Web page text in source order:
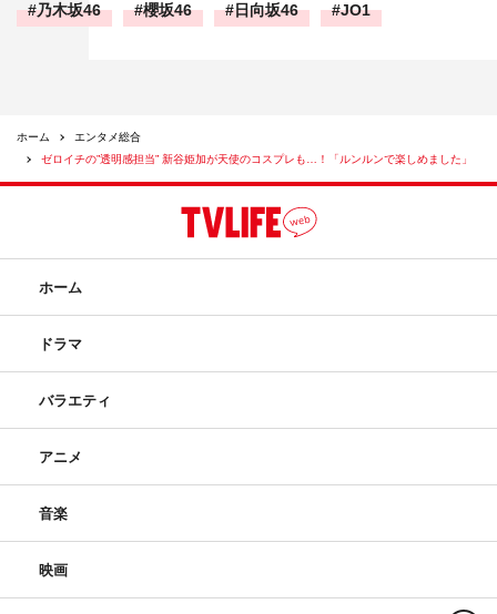
乃木坂46 櫻坂46 日向坂46 JO1
ホーム
エンタメ総合
ゼロイチの”透明感担当” 新谷姫加が天使のコスプレも…！「ルンルンで楽しめました」
ホーム
ドラマ
バラエティ
アニメ
音楽
映画